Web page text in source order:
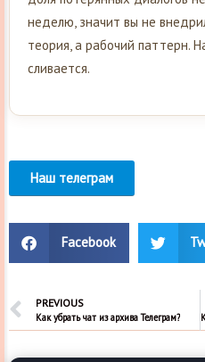
неделю, значит вы не
теория, а рабочий паттерн.
сливается.
Наш телеграм
Facebook
PREVIOUS
Как убрать чат из архива Телеграм?